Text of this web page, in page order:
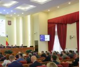
первое
приметы